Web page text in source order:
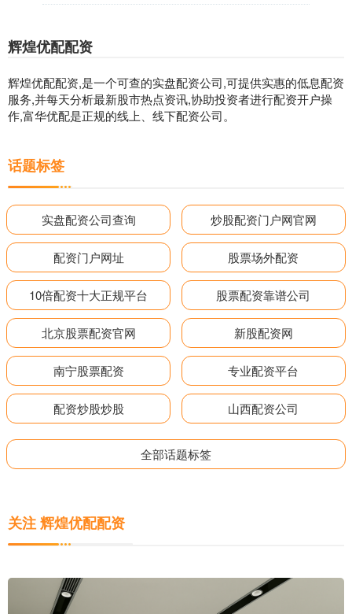
辉煌优配配资
辉煌优配配资,是一个可查的实盘配资公司,可提供实惠的低息配资
服务,并每天分析最新股市热点资讯,协助投资者进行配资开户操
作,富华优配是正规的线上、线下配资公司。
话题标签
实盘配资公司查询 炒股配资门户网官网
配资门户网址 股票场外配资
10倍配资十大正规平台 股票配资靠谱公司
北京股票配资官网 新股配资网
南宁股票配资 专业配资平台
配资炒股炒股 山西配资公司
全部话题标签
关注 辉煌优配配资